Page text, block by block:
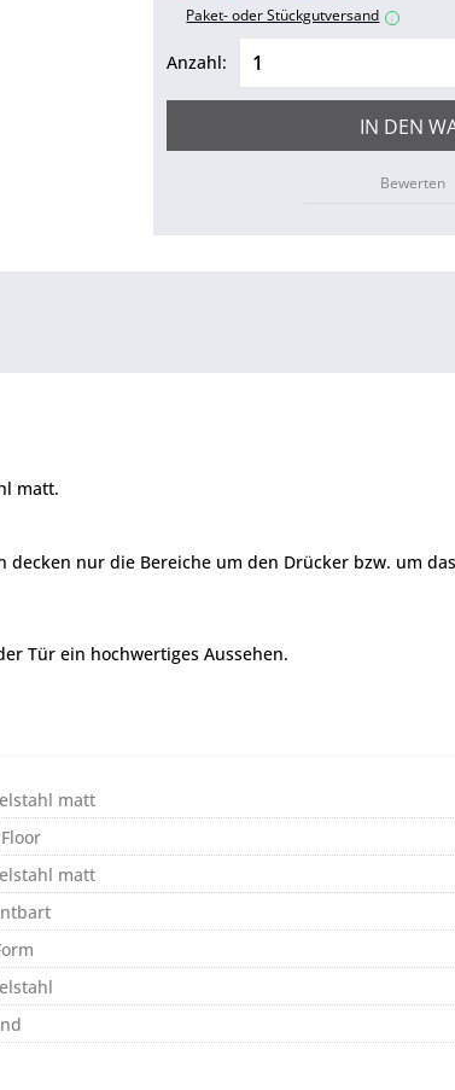
Paket- oder Stückgutversand i
Anzahl:
IN DEN
Bewerten
matt.
nur die Bereiche um den Drücker bzw. um
Tür ein hochwertiges Aussehen.
matt
matt